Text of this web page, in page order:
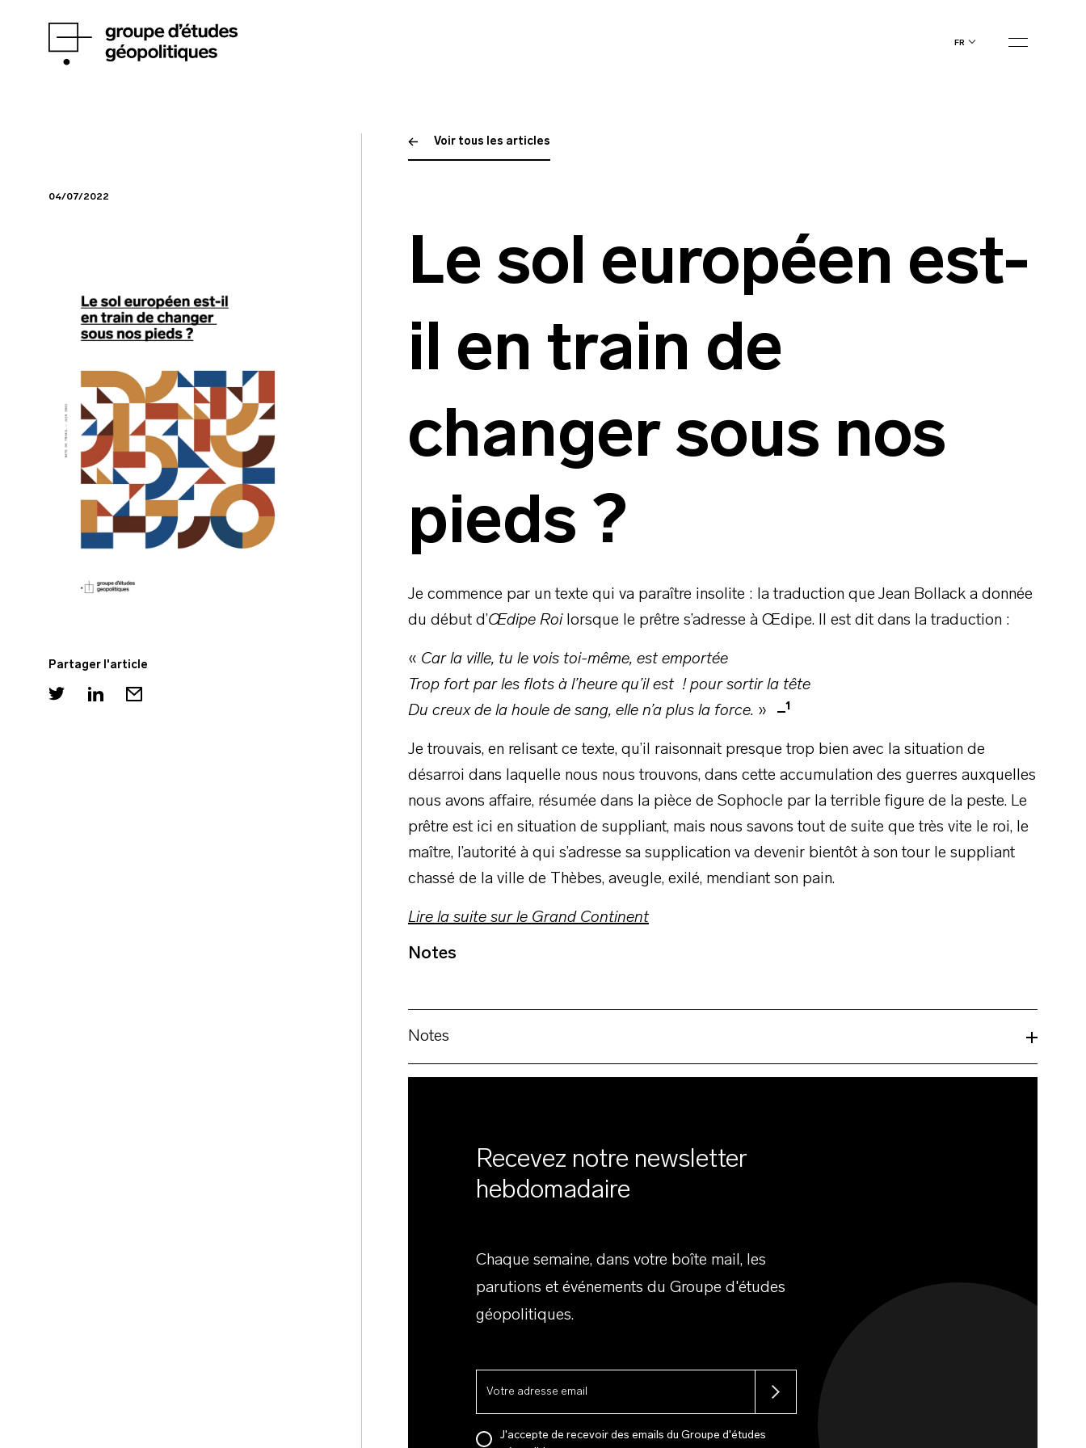
fr
04/07/2022
Partager l'article
Voir tous les articles
Le sol européen est-
il en train de
changer sous nos
pieds ?
Je commence par un texte qui va paraître insolite : la traduction que Jean Bollack a donnée
du début d’Œdipe Roi lorsque le prêtre s’adresse à Œdipe. Il est dit dans la traduction :
« Car la ville, tu le vois toi-même, est emportée
Trop fort par les flots à l’heure qu’il est ! pour sortir la tête
Du creux de la houle de sang, elle n’a plus la force. » 1
Je trouvais, en relisant ce texte, qu’il raisonnait presque trop bien avec la situation de
désarroi dans laquelle nous nous trouvons, dans cette accumulation des guerres auxquelles
nous avons affaire, résumée dans la pièce de Sophocle par la terrible figure de la peste. Le
prêtre est ici en situation de suppliant, mais nous savons tout de suite que très vite le roi, le
maître, l’autorité à qui s’adresse sa supplication va devenir bientôt à son tour le suppliant
chassé de la ville de Thèbes, aveugle, exilé, mendiant son pain.
Lire la suite sur le Grand Continent
Notes
Notes
Recevez notre newsletter
hebdomadaire
Chaque semaine, dans votre boîte mail, les
parutions et événements du Groupe d'études
géopolitiques.
J'accepte de recevoir des emails du Groupe d'études